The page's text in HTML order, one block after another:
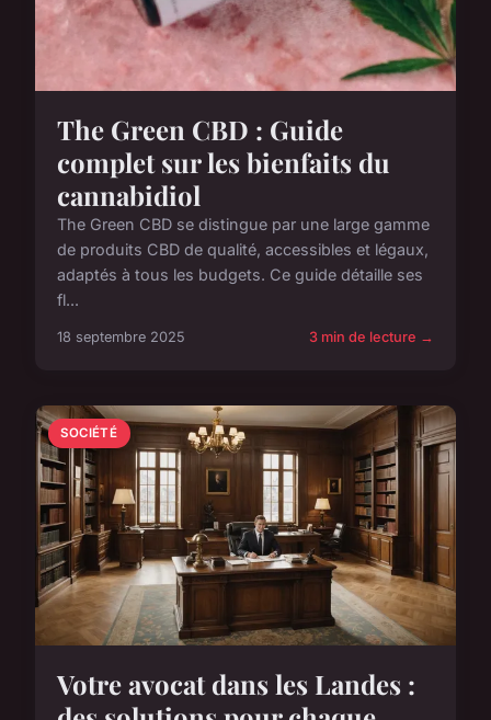
The Green CBD : Guide
complet sur les bienfaits du
cannabidiol
The Green CBD se distingue par une large gamme
de produits CBD de qualité, accessibles et légaux,
adaptés à tous les budgets. Ce guide détaille ses
fl...
18 septembre 2025 3 min de lecture →
SOCIÉTÉ
Votre avocat dans les Landes :